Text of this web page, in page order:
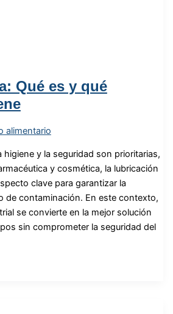
Qué es y qué
alimentario
higiene y la seguridad son prioritarias,
y cosmética, la lubricación
clave para garantizar la
de contaminación. En este contexto,
se convierte en la mejor solución
sin comprometer la seguridad del